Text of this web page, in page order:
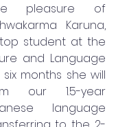
pleasure of
Karuna,
student at the
and Language
months she will
our 1.5-year
language